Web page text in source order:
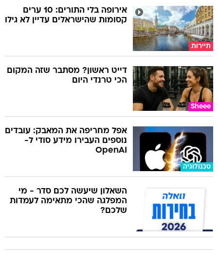
תיירות
אירופה בלי התורים: 10 ערים
קסומות שהישראלים עדיין לא גילו
Sheee
דייט ראשון? מסתבר שזה המקום
הכי טרנדי היום
טכנולוגיה
אפל מחריפה את המאבק: עובדים
נוספים העבירו מידע סודי ל-
OpenAI
השאלון שיעשה לכם סדר - מי
המפלגה שהכי מתאימה לעמדות
שלכם?